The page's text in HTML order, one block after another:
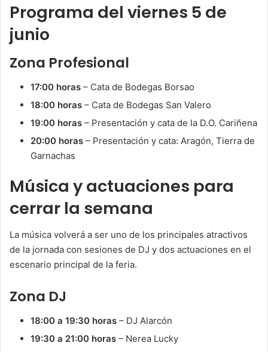
Programa del viernes 5 de
junio
Zona Profesional
17:00 horas – Cata de Bodegas Borsao
18:00 horas – Cata de Bodegas San Valero
19:00 horas – Presentación y cata de la D.O. Cariñena
20:00 horas – Presentación y cata: Aragón, Tierra de
Garnachas
Música y actuaciones para
cerrar la semana
La música volverá a ser uno de los principales atractivos
de la jornada con sesiones de DJ y dos actuaciones en el
escenario principal de la feria.
Zona DJ
18:00 a 19:30 horas – DJ Alarcón
19:30 a 21:00 horas – Nerea Lucky